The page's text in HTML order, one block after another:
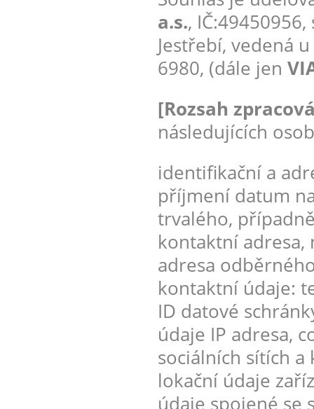
a.s.,
Jestřebí, vedená
6980, (dále jen
[Rozsah
následujících
identifikační a
příjmení datum
trvalého,
kontaktní adresa,
adresa
kontaktní údaje:
ID datové
údaje IP adresa,
sociálních sítích
lokační údaje
údaje spojené se